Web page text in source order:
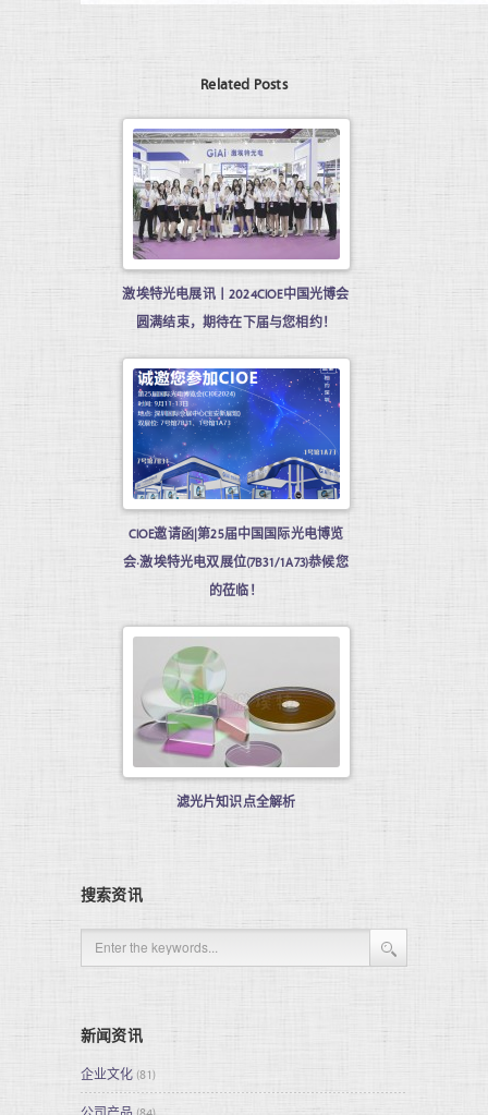
Related Posts
激埃特光电展讯丨2024CIOE中国光博会
圆满结束，期待在下届与您相约！
CIOE邀请函|第25届中国国际光电博览
会·激埃特光电双展位(7B31/1A73)恭候您
的莅临！
滤光片知识点全解析
搜索资讯
新闻资讯
企业文化 (81)
公司产品 (84)